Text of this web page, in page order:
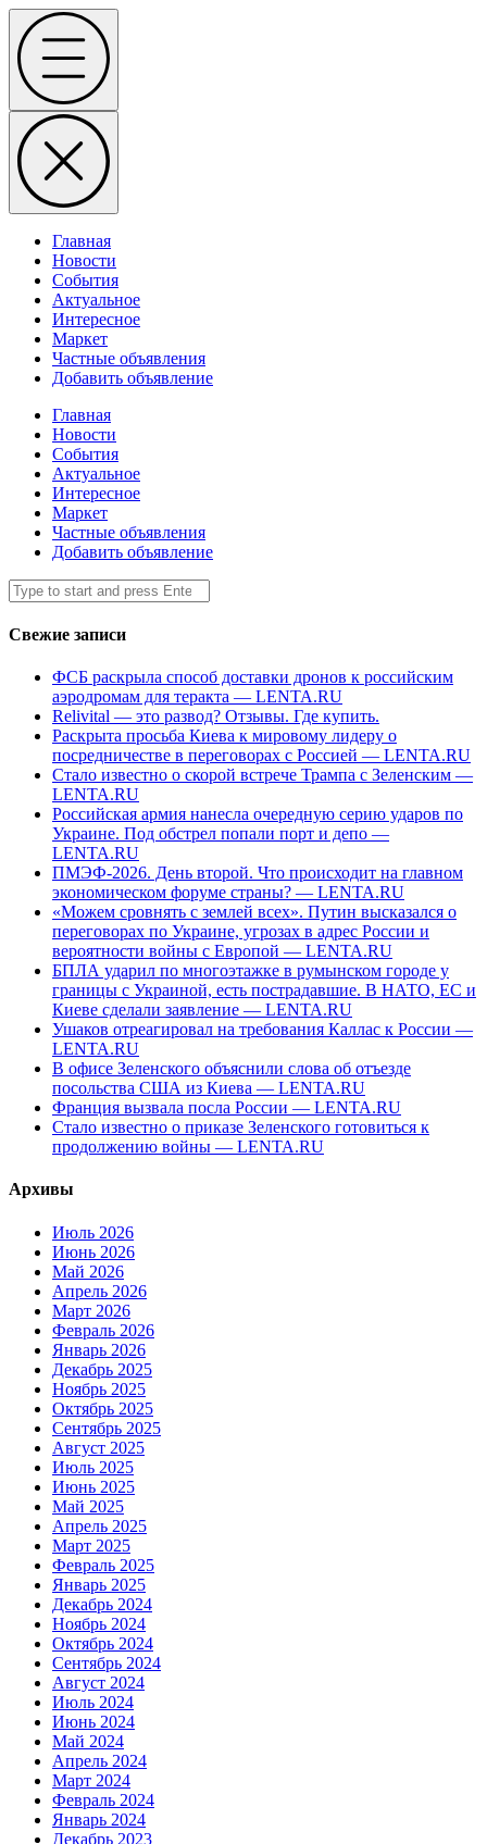
Skip
content
Menu
Главная
Новости
События
Актуальное
Интересное
Маркет
Частные объявления
Добавить объявление
Главная
Новости
События
Актуальное
Интересное
Маркет
Частные объявления
Добавить объявление
Search
for:
Submit
Свежие записи
ФСБ раскрыла способ доставки дронов к российским
аэродромам для теракта — LENTA.RU
Relivital — это развод? Отзывы. Где купить.
Раскрыта просьба Киева к мировому лидеру о
посредничестве в переговорах с Россией — LENTA.RU
Стало известно о скорой встрече Трампа с Зеленским —
LENTA.RU
Российская армия нанесла очередную серию ударов по
Украине. Под обстрел попали порт и депо —
LENTA.RU
ПМЭФ-2026. День второй. Что происходит на главном
экономическом форуме страны? — LENTA.RU
«Можем сровнять с землей всех». Путин высказался о
переговорах по Украине, угрозах в адрес России и
вероятности войны с Европой — LENTA.RU
БПЛА ударил по многоэтажке в румынском городе у
границы с Украиной, есть пострадавшие. В НАТО, ЕС и
Киеве сделали заявление — LENTA.RU
Ушаков отреагировал на требования Каллас к России —
LENTA.RU
В офисе Зеленского объяснили слова об отъезде
посольства США из Киева — LENTA.RU
Франция вызвала посла России — LENTA.RU
Стало известно о приказе Зеленского готовиться к
продолжению войны — LENTA.RU
Архивы
Июль 2026
Июнь 2026
Май 2026
Апрель 2026
Март 2026
Февраль 2026
Январь 2026
Декабрь 2025
Ноябрь 2025
Октябрь 2025
Сентябрь 2025
Август 2025
Июль 2025
Июнь 2025
Май 2025
Апрель 2025
Март 2025
Февраль 2025
Январь 2025
Декабрь 2024
Ноябрь 2024
Октябрь 2024
Сентябрь 2024
Август 2024
Июль 2024
Июнь 2024
Май 2024
Апрель 2024
Март 2024
Февраль 2024
Январь 2024
Декабрь 2023